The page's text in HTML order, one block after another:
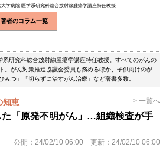
大学病院 医学系研究科総合放射線腫瘍学講座特任教授
著者のコラム一覧
研究科総合放射線腫瘍学講座特任教授。すべてのがんの
。がん対策推進協議会委員も務めるほか、子供向けのが
みつ」「切らずに治すがん治療」など著書多数。
知恵 > 一覧へ
「原発不明がん」…組織検査が手
公開： 24/02/10 06:00 更新： 24/02/10 06:00